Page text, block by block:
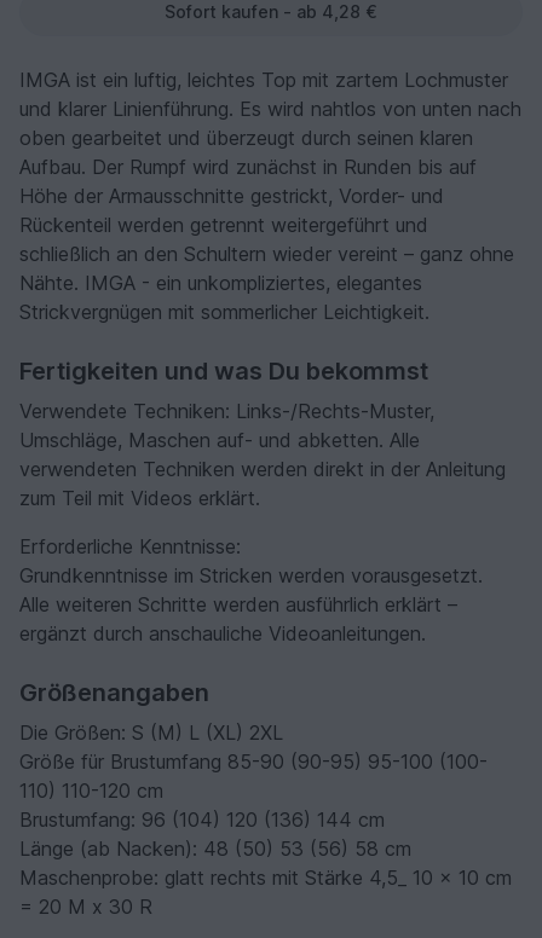
Sofort kaufen - ab 4,28 €
IMGA ist ein luftig, leichtes Top mit zartem Lochmuster
und klarer Linienführung. Es wird nahtlos von unten nach
oben gearbeitet und überzeugt durch seinen klaren
Aufbau. Der Rumpf wird zunächst in Runden bis auf
Höhe der Armausschnitte gestrickt, Vorder- und
Rückenteil werden getrennt weitergeführt und
schließlich an den Schultern wieder vereint – ganz ohne
Nähte. IMGA - ein unkompliziertes, elegantes
Strickvergnügen mit sommerlicher Leichtigkeit.
Fertigkeiten und was Du bekommst
Verwendete Techniken: Links-/Rechts-Muster,
Umschläge, Maschen auf- und abketten. Alle
verwendeten Techniken werden direkt in der Anleitung
zum Teil mit Videos erklärt.
Erforderliche Kenntnisse:
Grundkenntnisse im Stricken werden vorausgesetzt.
Alle weiteren Schritte werden ausführlich erklärt –
ergänzt durch anschauliche Videoanleitungen.
Größenangaben
Die Größen: S (M) L (XL) 2XL
Größe für Brustumfang 85-90 (90-95) 95-100 (100-
110) 110-120 cm
Brustumfang: 96 (104) 120 (136) 144 cm
Länge (ab Nacken): 48 (50) 53 (56) 58 cm
Maschenprobe: glatt rechts mit Stärke 4,5_ 10 x 10 cm
= 20 M x 30 R